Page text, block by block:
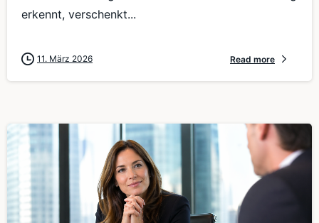
erkennt, verschenkt...
11. März 2026 Read more